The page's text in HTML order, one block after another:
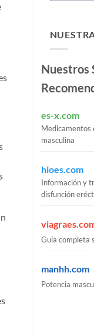
Nuestros
es-x.com
Medicamentos
masculina
hioes.com
Información y
disfunción
Guía completa
manhh.com
Potencia